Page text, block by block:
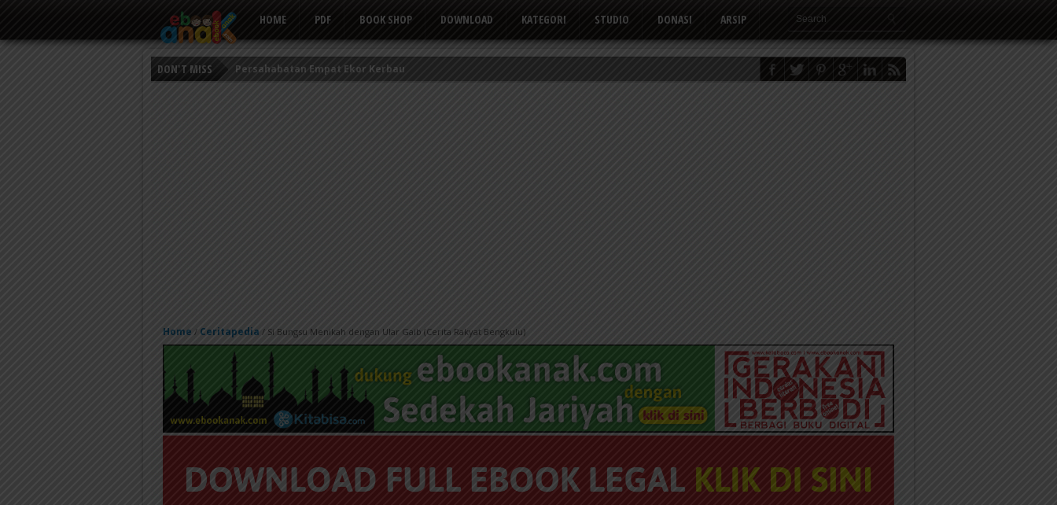
HOME PDF BOOK SHOP DOWNLOAD KATEGORI STUDIO DONASI ARSIP
DON'T MISS
Persahabatan Empat Ekor Kerbau
Home / Ceritapedia / Si Bungsu Menikah dengan Ular Gaib (Cerita Rakyat Bengkulu)